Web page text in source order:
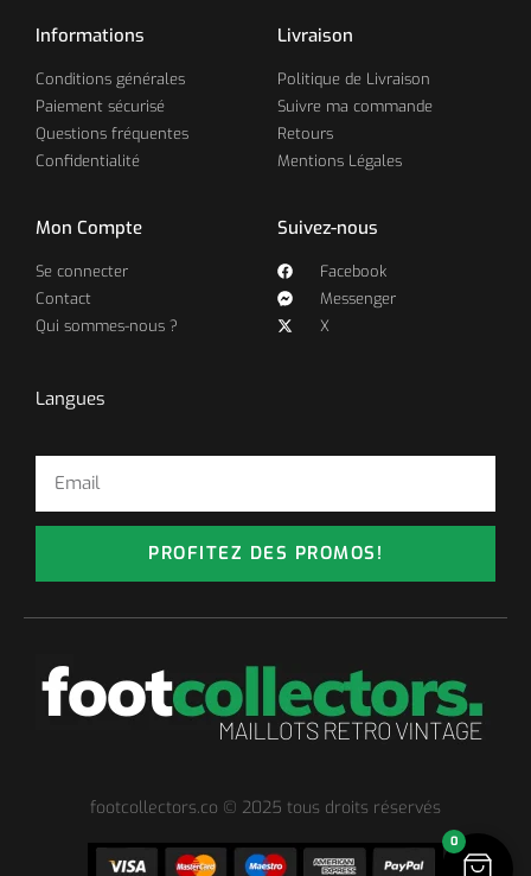
Informations
Conditions générales
Paiement sécurisé
Questions fréquentes
Confidentialité
Livraison
Politique de Livraison
Suivre ma commande
Retours
Mentions Légales
Mon Compte
Se connecter
Contact
Qui sommes-nous ?
Suivez-nous
Facebook
Messenger
X
Langues
PROFITEZ DES PROMOS!
footcollectors.co © 2025 tous droits réservés
0